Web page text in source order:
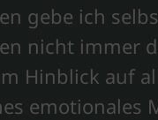
gebe ich
nicht immer
Hinblick auf
emotionales